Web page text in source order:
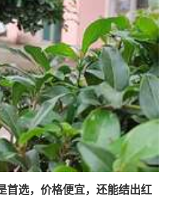
首选，价格便宜，还能结出红